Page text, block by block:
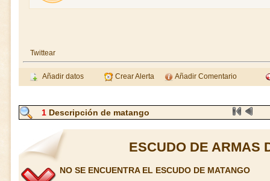
Twittear
Añadir datos Crear Alerta Añadir Comentario
1 Descripción de matango
ESCUDO DE ARMAS
NO SE ENCUENTRA EL ESCUDO DE MATANGO